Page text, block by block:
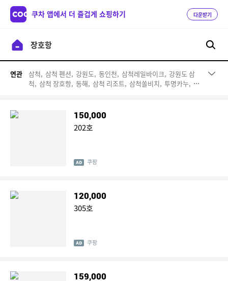
쿠차 앱에서 더 즐겁게 쇼핑하기 다운받기
연관 삼척, 삼척 펜션, 강원도, 동인천, 삼척레일바이크, 강원도 삼
척, 삼척 장호항, 동해, 삼척 리조트, 삼척쏠비치, 투명카누, 장
150,000
202호
쿠팡
120,000
305호
쿠팡
159,000